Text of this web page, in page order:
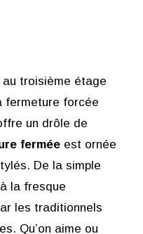
au troisième étage
fermeture forcée
un drôle de
ferméeest ornée
De la simple
la fresque
les traditionnels
Qu’on aime ou